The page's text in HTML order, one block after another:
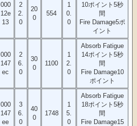
000
12e
13
2
2.
0
20
0
554
1
0.
0
10ポイント5秒
間
Fire Damage5ポ
イント
000
147
ec
2
6.
0
30
0
1100
1
2.
0
Absorb Fatigue
14ポイント5秒
間
Fire Damage10
ポイント
000
147
ee
3
6.
0
40
0
1748
1
5.
0
Absorb Fatigue
18ポイント5秒
間
Fire Damage15